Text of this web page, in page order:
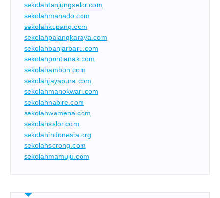
sekolahtanjungselor.com
sekolahmanado.com
sekolahkupang.com
sekolahpalangkaraya.com
sekolahbanjarbaru.com
sekolahpontianak.com
sekolahambon.com
sekolahjayapura.com
sekolahmanokwari.com
sekolahnabire.com
sekolahwamena.com
sekolahsalor.com
sekolahindonesia.org
sekolahsorong.com
sekolahmamuju.com